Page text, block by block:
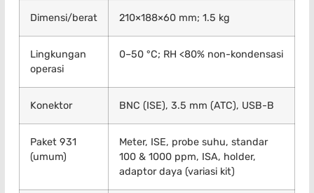
Dimensi/berat 210×188×60 mm; 1.5 kg
Lingkungan
operasi
0–50 °C; RH <80% non-kondensasi
Konektor BNC (ISE), 3.5 mm (ATC), USB-B
Paket 931
(umum)
Meter, ISE, probe suhu, standar
100 & 1000 ppm, ISA, holder,
adaptor daya (variasi kit)